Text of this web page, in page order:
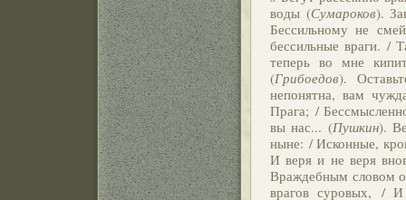
воды (Сумароков).
Бессильному не
бессильные враги. /
теперь во мне
(Грибоедов).
непонятна, вам
Прага; /
вы нас... (Пушкин).
ныне: / Исконные,
И веря и не веря
Враждебным словом
врагов суровых, /